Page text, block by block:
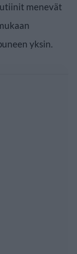
menevät
yksin.